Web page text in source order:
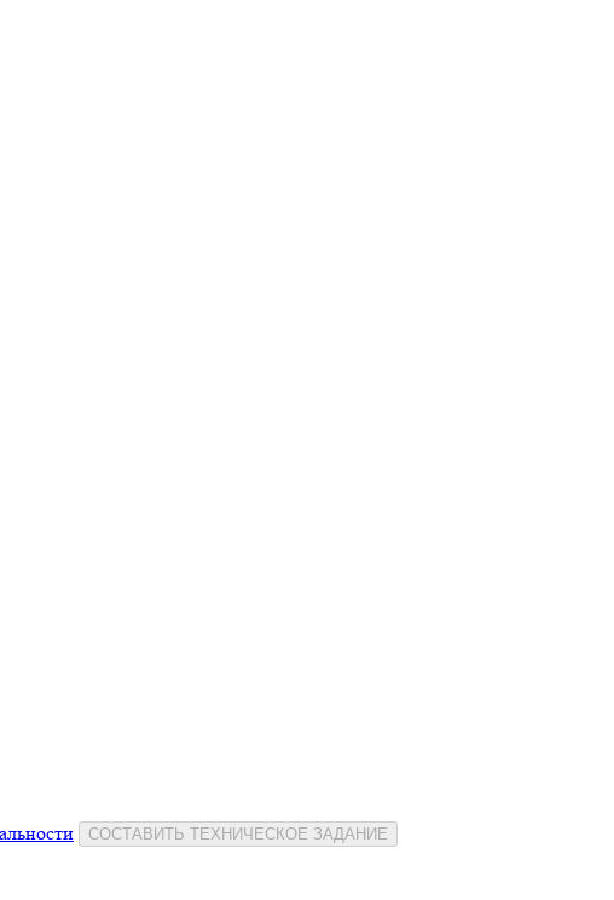
СОСТАВИТЬ ТЕХНИЧЕСКОЕ ЗАДАНИЕ